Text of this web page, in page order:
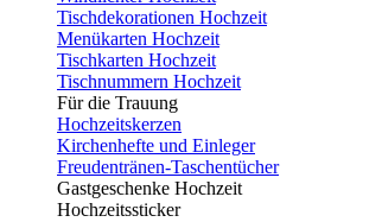
Tischdekorationen Hochzeit
Menükarten Hochzeit
Tischkarten Hochzeit
Tischnummern Hochzeit
Für die Trauung
Hochzeitskerzen
Kirchenhefte und Einleger
Freudentränen-Taschentücher
Gastgeschenke Hochzeit
Hochzeitssticker